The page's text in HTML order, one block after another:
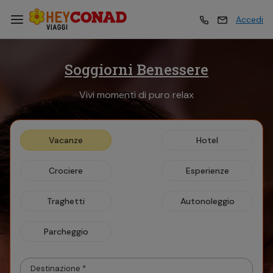
Vacanze
Esperienze
Crociere
Accedi
Esperienze
Crociere
Soggiorni Benessere
Vivi momenti di puro relax
Vacanze Hotel
Crociere Esperienze
Traghetti Autonoleggio
Parcheggio
Destinazione *